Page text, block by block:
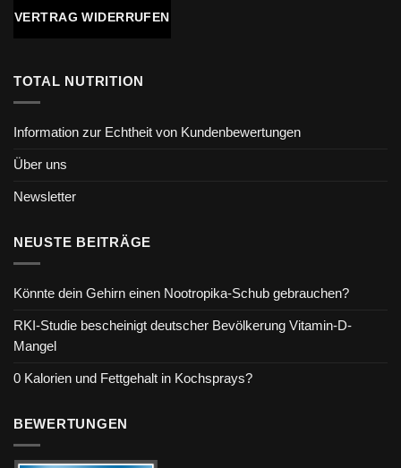
VERTRAG WIDERRUFEN
TOTAL NUTRITION
Information zur Echtheit von Kundenbewertungen
Über uns
Newsletter
NEUSTE BEITRÄGE
Könnte dein Gehirn einen Nootropika-Schub gebrauchen?
RKI-Studie bescheinigt deutscher Bevölkerung Vitamin-D-
Mangel
0 Kalorien und Fettgehalt in Kochsprays?
BEWERTUNGEN